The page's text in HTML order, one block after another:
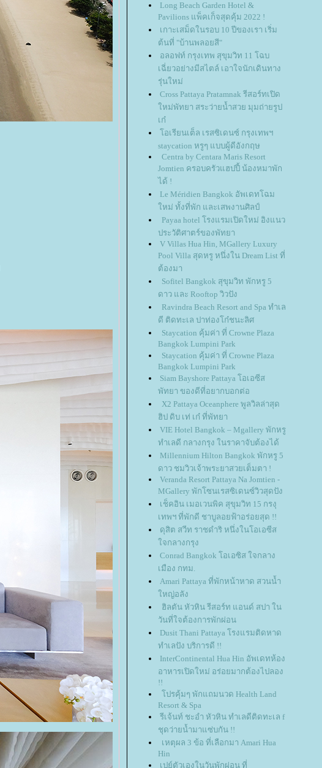
Long Beach Garden Hotel &
Pavilions แพ็คเก็จสุดคุ้ม 2022 !
เกาะเสม็ดในรอบ 10 ปีของเรา เริ่ม
ต้นที่ "บ้านพลอยสี"
อลอฟท์ กรุงเทพ สุขุมวิท 11 โฉบ
เฉี่ยวอย่างมีสไตล์ เอาใจนักเดินทาง
รุ่นใหม่
Cross Pattaya Pratamnak รีสอร์ทเปิด
หม่พัทยา สระว่ายน้ำสวย มุมถ่ายรูป
เก๋
อเรียนเต็ล เรสซิเดนซ์ กรุงเทพฯ
staycation หรูๆ แบบผู้ดีอังกฤษ
Centra by Centara Maris Resort
Jomtien ครอบครัวแฮปปี้ น้องหมาพัก
ได้ !
Le Méridien Bangkok อัพเดทโฉม
หม่ ทั้งที่พัก และเสพงานศิลป์
Payaa hotel โรงแรมเปิดใหม่ อิงแนว
ประวัติศาตร์ของพัทยา
V Villas Hua Hin, MGallery Luxury
Pool Villa สุดหรู หนึ่งใน Dream List ที่
ต้องมา
Sofitel Bangkok สุขุมวิท พักหรู 5
ดาว และ Rooftop วิวปัง
Ravindra Beach Resort and Spa ทำเล
ดี ติดทะเล ปาท่องโก๋ชนะลิศ
Staycation คุ้มค่า ที่ Crowne Plaza
Bangkok Lumpini Park
Staycation คุ้มค่า ที่ Crowne Plaza
Bangkok Lumpini Park
Siam Bayshore Pattaya โอเอซีส
พัทยา ของดีที่อยากบอกต่อ
X2 Pattaya Oceanphere พูลวิลล่าสุด
ฮิป ดิบ เท่ เก๋ ที่พัทยา
VIE Hotel Bangkok – Mgallery พักหรู
ทำเลดี กลางกรุง ในราคาจับต้องได้
Millennium Hilton Bangkok พักหรู 5
ดาว ชมวิวเจ้าพระยาสวยเต็มตา !
Veranda Resort Pattaya Na Jomtien -
MGallery พักโซนเรสซิเดนซ์วิวสุดปัง
เช็คอิน เมอเวนพิค สุขุมวิท 15 กรงุ
เทพฯ ที่พักดี ชาบูลอยฟ้าอร่อยสุด !!
ดุสิต สวีท ราชดำริ หนึ่งในโอเอซีส
จกลางกรุง
Conrad Bangkok โอเอซิส ใจกลาง
เมือง กทม.
Amari Pattaya ที่พักหน้าหาด สวนน้ำ
หญ่อลัง
ฮิลตัน หัวหิน รีสอร์ท แอนด์ สปา ใน
วันที่ใจต้องการพักผ่อน
Dusit Thani Pattaya โรงแรมติดหาด
ทำเลปัง บริการดี !!
InterContinental Hua Hin อัพเดทห้อง
อาหารเปิดใหม่ อร่อยมากต้องไปลอง
!!
ปรคุ้มๆ พักแถมนวด Health Land
Resort & Spa
รีเจ้นท์ ชะอํา หัวหิน ทำเลดีติดทะเล f
ชุดว่ายน้ำมาแซ่บกัน !!
เหตุผล 3 ข้อ ที่เลือกมา Amari Hua
Hin
เปย์ตัวเองในวันพักผ่อน ที่